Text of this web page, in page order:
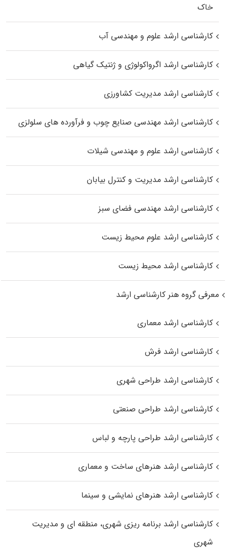
خاک
کارشناسی ارشد علوم و مهندسی آب
کارشناسی ارشد اگرواکولوژی و ژنتیک گیاهی
کارشناسی ارشد مدیریت کشاورزی
کارشناسی ارشد مهندسی صنایع چوب و فرآورده‌ های سلولزی
کارشناسی ارشد علوم و مهندسی شیلات
کارشناسی ارشد مدیریت و کنترل بیابان
کارشناسی ارشد مهندسی فضای سبز
کارشناسی ارشد علوم محیط‌ زیست
کارشناسی ارشد محیط زیست
معرفی گروه هنر کارشناسی ارشد
کارشناسی ارشد معماری
کارشناسی ارشد فرش
کارشناسی ارشد طراحی شهری
کارشناسی ارشد طراحی صنعتی
کارشناسی ارشد طراحی پارچه و لباس
کارشناسی ارشد هنرهای ساخت و معماری
کارشناسی ارشد هنرهای نمایشی و سینما
کارشناسی ارشد برنامه ریزی شهری، منطقه‌ ای و مدیریت
شهری